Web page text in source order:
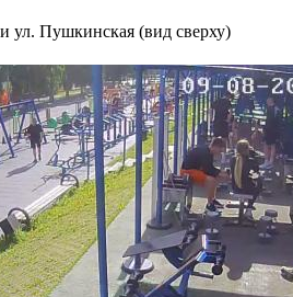
ул. Пушкинская (вид сверху)